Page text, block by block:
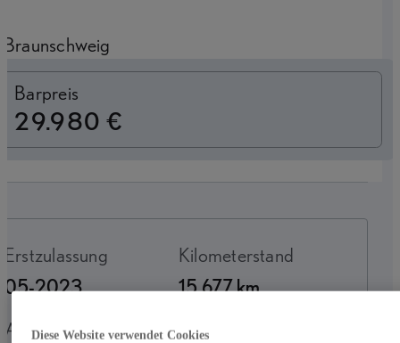
Braunschweig
Barpreis
29.980 €
Erstzulassung
05-2023
Kilometerstand
15.677 km
Antrieb
Fahrzeugtyp
Diese Website verwendet Cookies